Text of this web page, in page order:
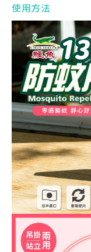
使用方法